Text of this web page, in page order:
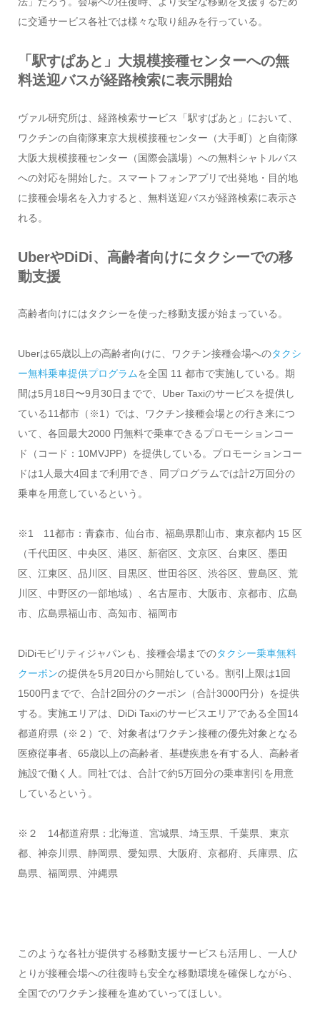
に交通サービス各社では様々な取り組みを行っている。
「駅すぱあと」大規模接種センターへの無
料送迎バスが経路検索に表示開始
ヴァル研究所は、経路検索サービス「駅すぱあと」において、
ワクチンの自衛隊東京大規模接種センター（大手町）と自衛隊
大阪大規模接種センター（国際会議場）への無料シャトルバス
への対応を開始した。スマートフォンアプリで出発地・目的地
に接種会場名を入力すると、無料送迎バスが経路検索に表示さ
れる。
UberやDiDi、高齢者向けにタクシーでの移
動支援
高齢者向けにはタクシーを使った移動支援が始まっている。
Uberは65歳以上の高齢者向けに、ワクチン接種会場へのタクシ
ー無料乗車提供プログラムを全国 11 都市で実施している。期
間は5月18日〜9月30日までで、Uber Taxiのサービスを提供し
ている11都市（※1）では、ワクチン接種会場との行き来につ
いて、各回最大2000 円無料で乗車できるプロモーションコー
ド（コード：10MVJPP）を提供している。プロモーションコー
ドは1人最大4回まで利用でき、同プログラムでは計2万回分の
乗車を用意しているという。
※1 11都市：青森市、仙台市、福島県郡山市、東京都内 15 区
（千代田区、中央区、港区、新宿区、文京区、台東区、墨田
区、江東区、品川区、目黒区、世田谷区、渋谷区、豊島区、荒
川区、中野区の一部地域）、名古屋市、大阪市、京都市、広島
市、広島県福山市、高知市、福岡市
DiDiモビリティジャパンも、接種会場までのタクシー乗車無料
クーポンの提供を5月20日から開始している。割引上限は1回
1500円までで、合計2回分のクーポン（合計3000円分）を提供
する。実施エリアは、DiDi Taxiのサービスエリアである全国14
都道府県（※２）で、対象者はワクチン接種の優先対象となる
医療従事者、65歳以上の高齢者、基礎疾患を有する人、高齢者
施設で働く人。同社では、合計で約5万回分の乗車割引を用意
しているという。
※２ 14都道府県：北海道、宮城県、埼玉県、千葉県、東京
都、神奈川県、静岡県、愛知県、大阪府、京都府、兵庫県、広
島県、福岡県、沖縄県
このような各社が提供する移動支援サービスも活用し、一人ひ
とりが接種会場への往復時も安全な移動環境を確保しながら、
全国でのワクチン接種を進めていってほしい。